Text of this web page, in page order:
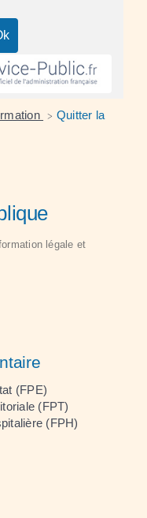
> Quitter la
légale et
(FPE)
(FPT)
(FPH)